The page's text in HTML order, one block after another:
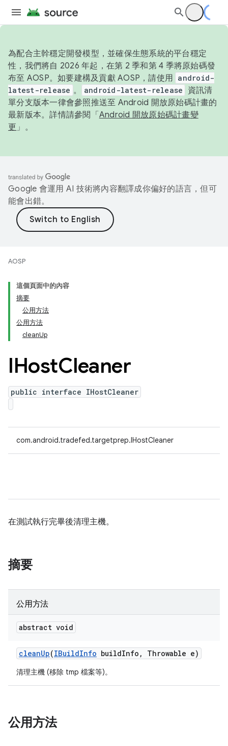
為配合主幹穩定開發模型，並確保生態系統的平台穩定
性，我們將自 2026 年起，在第 2 季和第 4 季將原始碼發
布至 AOSP。如要建構及貢獻 AOSP，請使用 android-
latest-release 。 android-latest-release
資訊清
單分支版本一律會參照推送至 Android 開放原始碼計畫的
最新版本。詳情請參閱「 Android 開放原始碼計畫變
更 」。
Google 會運用 AI 技術將內容翻譯成你偏好的語言，但可
能會出錯。
AOSP
這個頁面中的內容
摘要
公用方法
公用方法
cleanUp
IHostCleaner
public interface IHostCleaner
com.android.tradefed.targetprep.IHostCleaner
在測試執行完畢後清理主機。
摘要
公用方法
abstract void
cleanUp(IBuildInfo buildInfo , Throwable e)
清理主機 (移除 tmp 檔案等)。
公用方法